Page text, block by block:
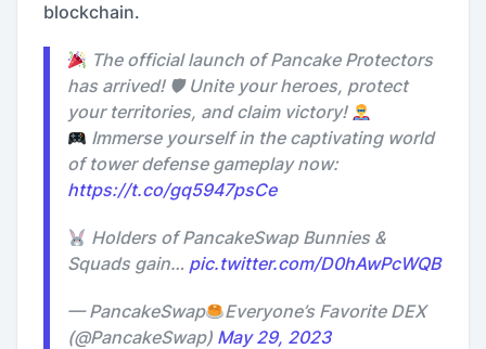
blockchain.
The official launch of Pancake Protectors
has arrived! 🛡 Unite your heroes, protect
your territories, and claim victory!
Immerse yourself in the captivating world
of tower defense gameplay now:
https://t.co/gq5947psCe
Holders of PancakeSwap Bunnies &
Squads gain… pic.twitter.com/D0hAwPcWQB
— PancakeSwap
Everyone’s Favorite DEX
(@PancakeSwap) May 29, 2023